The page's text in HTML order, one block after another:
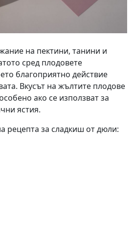
на пектини, танини и
сред плодовете
благоприятно действие
Вкусът на жълтите плодове
ако се използват за
ястия.
рецепта за сладкиш от дюли: